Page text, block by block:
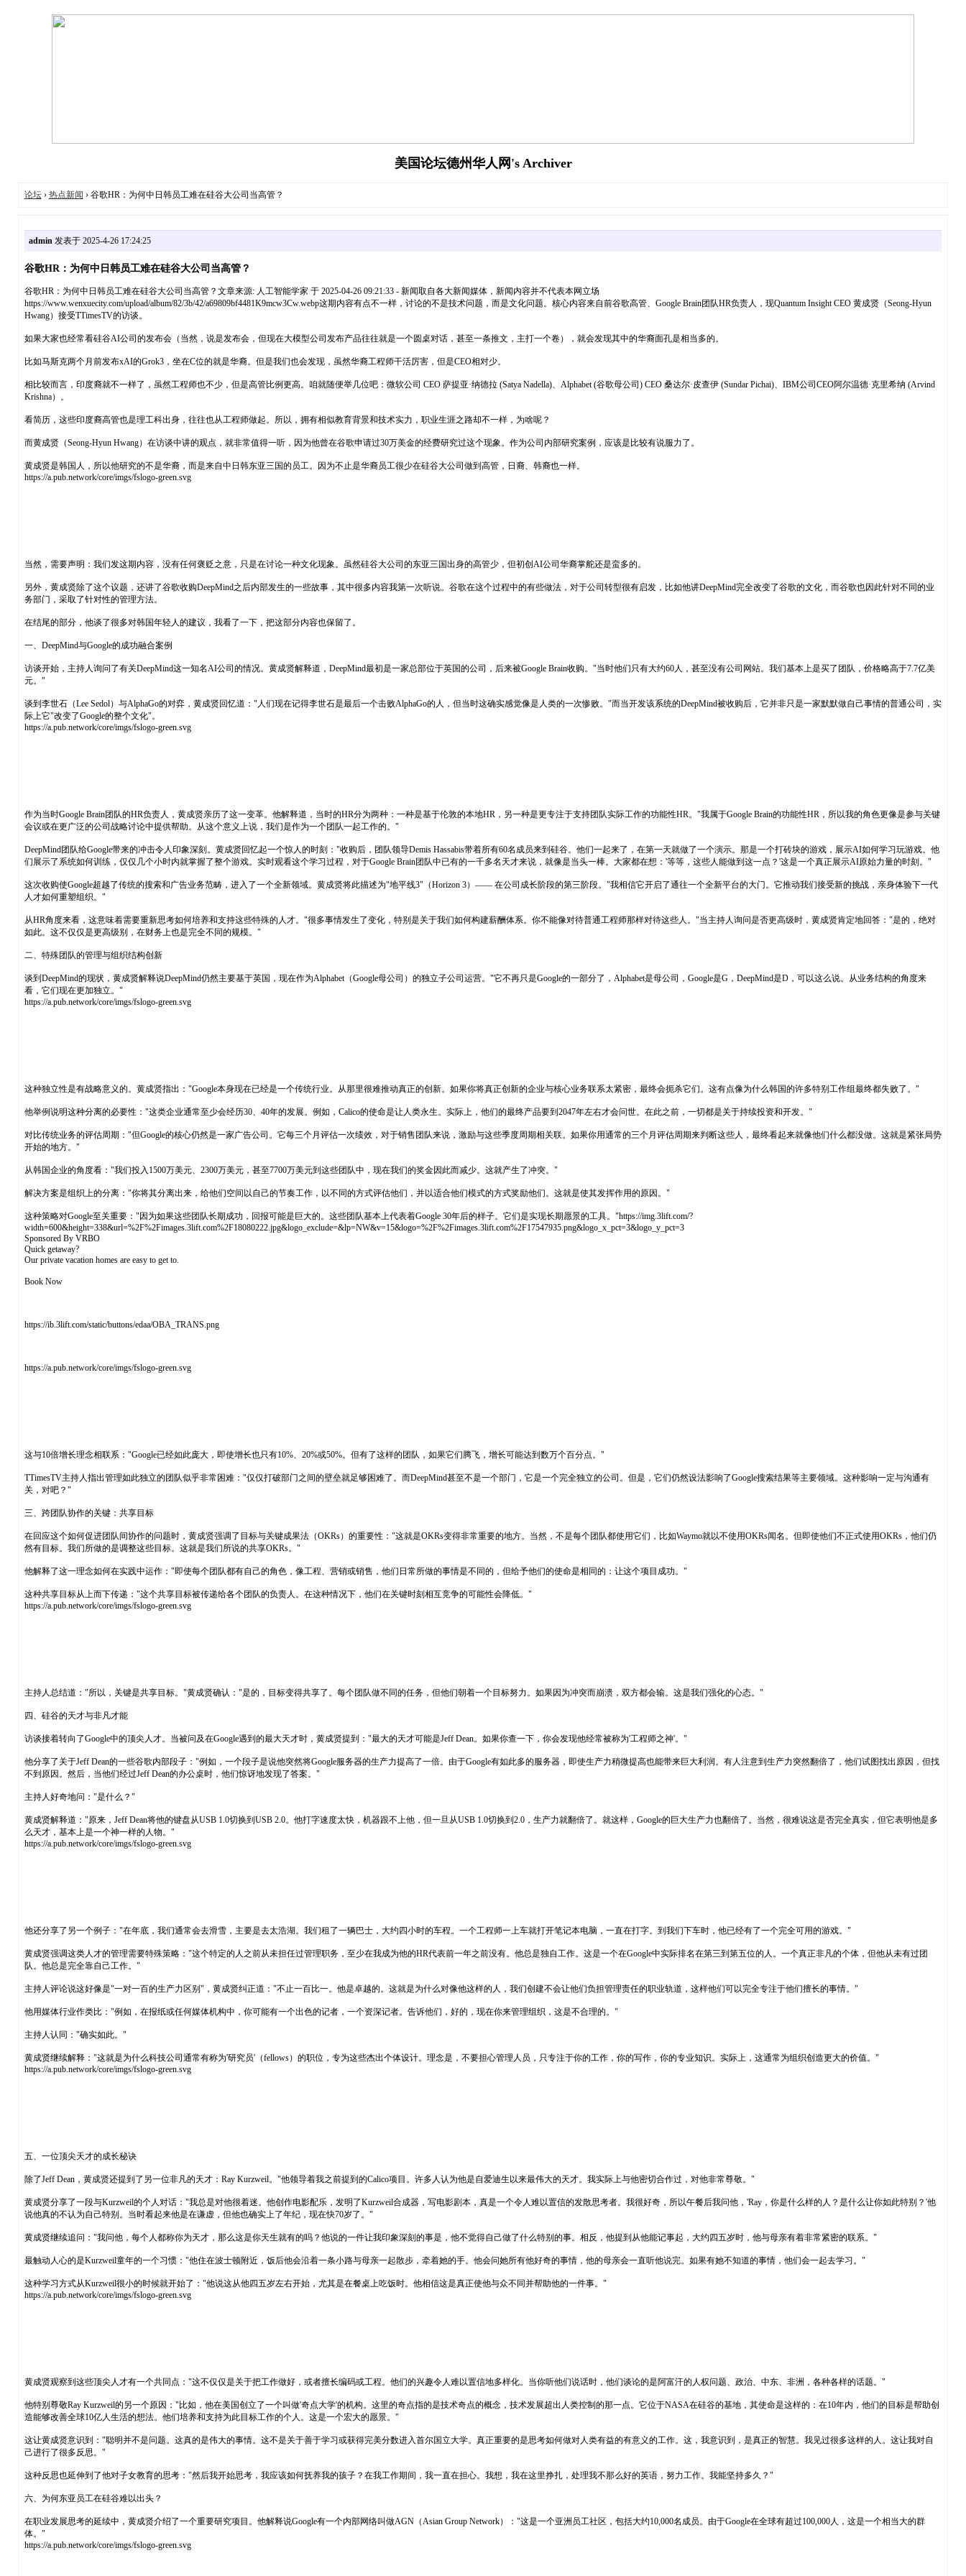
美国论坛德州华人网's Archiver
论坛› 热点新闻 › 谷歌HR：为何中日韩员工难在硅谷大公司当高管？
admin发表于 2025-4-26 17:24:25
谷歌HR：为何中日韩员工难在硅谷大公司当高管？
谷歌HR：为何中日韩员工难在硅谷大公司当高管？文章来源: 人工智能学家 于 2025-04-26 09:21:33 - 新闻取自各大新闻媒体，新闻内容并不代表本网立场
https://www.wenxuecity.com/upload/album/82/3b/42/a69809bf4481K9mcw3Cw.webp这期内容有点不一样，讨论的不是技术问题，而是文化问题。核心内容来自前谷歌高管、Google Brain团队HR负责人，现Quantum Insight CEO 黄成贤（Seong-Hyun
Hwang）接受TTimesTV的访谈。
如果大家也经常看硅谷AI公司的发布会（当然，说是发布会，但现在大模型公司发布产品往往就是一个圆桌对话，甚至一条推文，主打一个卷），就会发现其中的华裔面孔是相当多的。
比如马斯克两个月前发布xAI的Grok3，坐在C位的就是华裔。但是我们也会发现，虽然华裔工程师干活厉害，但是CEO相对少。
相比较而言，印度裔就不一样了，虽然工程师也不少，但是高管比例更高。咱就随便举几位吧：微软公司 CEO 萨提亚·纳德拉 (Satya Nadella)、Alphabet (谷歌母公司) CEO 桑达尔·皮查伊 (Sundar Pichai)、IBM公司CEO阿尔温德·克里希纳 (Arvind
Krishna）。
看简历，这些印度裔高管也是理工科出身，往往也从工程师做起。所以，拥有相似教育背景和技术实力，职业生涯之路却不一样，为啥呢？
而黄成贤（Seong-Hyun Hwang）在访谈中讲的观点，就非常值得一听，因为他曾在谷歌申请过30万美金的经费研究过这个现象。作为公司内部研究案例，应该是比较有说服力了。
黄成贤是韩国人，所以他研究的不是华裔，而是来自中日韩东亚三国的员工。因为不止是华裔员工很少在硅谷大公司做到高管，日裔、韩裔也一样。
https://a.pub.network/core/imgs/fslogo-green.svg
当然，需要声明：我们发这期内容，没有任何褒贬之意，只是在讨论一种文化现象。虽然硅谷大公司的东亚三国出身的高管少，但初创AI公司华裔掌舵还是蛮多的。
另外，黄成贤除了这个议题，还讲了谷歌收购DeepMind之后内部发生的一些故事，其中很多内容我第一次听说。谷歌在这个过程中的有些做法，对于公司转型很有启发，比如他讲DeepMind完全改变了谷歌的文化，而谷歌也因此针对不同的业
务部门，采取了针对性的管理方法。
在结尾的部分，他谈了很多对韩国年轻人的建议，我看了一下，把这部分内容也保留了。
一、DeepMind与Google的成功融合案例
访谈开始，主持人询问了有关DeepMind这一知名AI公司的情况。黄成贤解释道，DeepMind最初是一家总部位于英国的公司，后来被Google Brain收购。"当时他们只有大约60人，甚至没有公司网站。我们基本上是买了团队，价格略高于7.7亿美
元。"
谈到李世石（Lee Sedol）与AlphaGo的对弈，黄成贤回忆道："人们现在记得李世石是最后一个击败AlphaGo的人，但当时这确实感觉像是人类的一次惨败。"而当开发该系统的DeepMind被收购后，它并非只是一家默默做自己事情的普通公司，实
际上它"改变了Google的整个文化"。
https://a.pub.network/core/imgs/fslogo-green.svg
作为当时Google Brain团队的HR负责人，黄成贤亲历了这一变革。他解释道，当时的HR分为两种：一种是基于伦敦的本地HR，另一种是更专注于支持团队实际工作的功能性HR。"我属于Google Brain的功能性HR，所以我的角色更像是参与关键
会议或在更广泛的公司战略讨论中提供帮助。从这个意义上说，我们是作为一个团队一起工作的。"
DeepMind团队给Google带来的冲击令人印象深刻。黄成贤回忆起一个惊人的时刻："收购后，团队领导Demis Hassabis带着所有60名成员来到硅谷。他们一起来了，在第一天就做了一个演示。那是一个打砖块的游戏，展示AI如何学习玩游戏。他
们展示了系统如何训练，仅仅几个小时内就掌握了整个游戏。实时观看这个学习过程，对于Google Brain团队中已有的一千多名天才来说，就像是当头一棒。大家都在想：'等等，这些人能做到这一点？'这是一个真正展示AI原始力量的时刻。"
这次收购使Google超越了传统的搜索和广告业务范畴，进入了一个全新领域。黄成贤将此描述为"地平线3"（Horizon 3）—— 在公司成长阶段的第三阶段。"我相信它开启了通往一个全新平台的大门。它推动我们接受新的挑战，亲身体验下一代
人才如何重塑组织。"
从HR角度来看，这意味着需要重新思考如何培养和支持这些特殊的人才。"很多事情发生了变化，特别是关于我们如何构建薪酬体系。你不能像对待普通工程师那样对待这些人。"当主持人询问是否更高级时，黄成贤肯定地回答："是的，绝对
如此。这不仅仅是更高级别，在财务上也是完全不同的规模。"
二、特殊团队的管理与组织结构创新
谈到DeepMind的现状，黄成贤解释说DeepMind仍然主要基于英国，现在作为Alphabet（Google母公司）的独立子公司运营。"它不再只是Google的一部分了，Alphabet是母公司，Google是G，DeepMind是D，可以这么说。从业务结构的角度来
看，它们现在更加独立。"
https://a.pub.network/core/imgs/fslogo-green.svg
这种独立性是有战略意义的。黄成贤指出："Google本身现在已经是一个传统行业。从那里很难推动真正的创新。如果你将真正创新的企业与核心业务联系太紧密，最终会扼杀它们。这有点像为什么韩国的许多特别工作组最终都失败了。"
他举例说明这种分离的必要性："这类企业通常至少会经历30、40年的发展。例如，Calico的使命是让人类永生。实际上，他们的最终产品要到2047年左右才会问世。在此之前，一切都是关于持续投资和开发。"
对比传统业务的评估周期："但Google的核心仍然是一家广告公司。它每三个月评估一次绩效，对于销售团队来说，激励与这些季度周期相关联。如果你用通常的三个月评估周期来判断这些人，最终看起来就像他们什么都没做。这就是紧张局势
开始的地方。"
从韩国企业的角度看："我们投入1500万美元、2300万美元，甚至7700万美元到这些团队中，现在我们的奖金因此而减少。这就产生了冲突。"
解决方案是组织上的分离："你将其分离出来，给他们空间以自己的节奏工作，以不同的方式评估他们，并以适合他们模式的方式奖励他们。这就是使其发挥作用的原因。"
这种策略对Google至关重要："因为如果这些团队长期成功，回报可能是巨大的。这些团队基本上代表着Google 30年后的样子。它们是实现长期愿景的工具。"https://img.3lift.com/?
width=600&height=338&url=%2F%2Fimages.3lift.com%2F18080222.jpg&logo_exclude=&lp=NW&v=15&logo=%2F%2Fimages.3lift.com%2F17547935.png&logo_x_pct=3&logo_y_pct=3
Sponsored By VRBO
Quick getaway?
Our private vacation homes are easy to get to.
Book Now
https://ib.3lift.com/static/buttons/edaa/OBA_TRANS.png
https://a.pub.network/core/imgs/fslogo-green.svg
这与10倍增长理念相联系："Google已经如此庞大，即使增长也只有10%、20%或50%。但有了这样的团队，如果它们腾飞，增长可能达到数万个百分点。"
TTimesTV主持人指出管理如此独立的团队似乎非常困难："仅仅打破部门之间的壁垒就足够困难了。而DeepMind甚至不是一个部门，它是一个完全独立的公司。但是，它们仍然设法影响了Google搜索结果等主要领域。这种影响一定与沟通有
关，对吧？"
三、跨团队协作的关键：共享目标
在回应这个如何促进团队间协作的问题时，黄成贤强调了目标与关键成果法（OKRs）的重要性："这就是OKRs变得非常重要的地方。当然，不是每个团队都使用它们，比如Waymo就以不使用OKRs闻名。但即使他们不正式使用OKRs，他们仍
然有目标。我们所做的是调整这些目标。这就是我们所说的共享OKRs。"
他解释了这一理念如何在实践中运作："即使每个团队都有自己的角色，像工程、营销或销售，他们日常所做的事情是不同的，但给予他们的使命是相同的：让这个项目成功。"
这种共享目标从上而下传递："这个共享目标被传递给各个团队的负责人。在这种情况下，他们在关键时刻相互竞争的可能性会降低。"
https://a.pub.network/core/imgs/fslogo-green.svg
主持人总结道："所以，关键是共享目标。"黄成贤确认："是的，目标变得共享了。每个团队做不同的任务，但他们朝着一个目标努力。如果因为冲突而崩溃，双方都会输。这是我们强化的心态。"
四、硅谷的天才与非凡才能
访谈接着转向了Google中的顶尖人才。当被问及在Google遇到的最大天才时，黄成贤提到："最大的天才可能是Jeff Dean。如果你查一下，你会发现他经常被称为'工程师之神'。"
他分享了关于Jeff Dean的一些谷歌内部段子："例如，一个段子是说他突然将Google服务器的生产力提高了一倍。由于Google有如此多的服务器，即使生产力稍微提高也能带来巨大利润。有人注意到生产力突然翻倍了，他们试图找出原因，但找
不到原因。然后，当他们经过Jeff Dean的办公桌时，他们惊讶地发现了答案。"
主持人好奇地问："是什么？"
黄成贤解释道："原来，Jeff Dean将他的键盘从USB 1.0切换到USB 2.0。他打字速度太快，机器跟不上他，但一旦从USB 1.0切换到2.0，生产力就翻倍了。就这样，Google的巨大生产力也翻倍了。当然，很难说这是否完全真实，但它表明他是多
么天才，基本上是一个神一样的人物。"
https://a.pub.network/core/imgs/fslogo-green.svg
他还分享了另一个例子："在年底，我们通常会去滑雪，主要是去太浩湖。我们租了一辆巴士，大约四小时的车程。一个工程师一上车就打开笔记本电脑，一直在打字。到我们下车时，他已经有了一个完全可用的游戏。"
黄成贤强调这类人才的管理需要特殊策略："这个特定的人之前从未担任过管理职务，至少在我成为他的HR代表前一年之前没有。他总是独自工作。这是一个在Google中实际排名在第三到第五位的人。一个真正非凡的个体，但他从未有过团
队。他总是完全靠自己工作。"
主持人评论说这好像是"一对一百的生产力区别"，黄成贤纠正道："不止一百比一。他是卓越的。这就是为什么对像他这样的人，我们创建不会让他们负担管理责任的职业轨道，这样他们可以完全专注于他们擅长的事情。"
他用媒体行业作类比："例如，在报纸或任何媒体机构中，你可能有一个出色的记者，一个资深记者。告诉他们，好的，现在你来管理组织，这是不合理的。"
主持人认同："确实如此。"
黄成贤继续解释："这就是为什么科技公司通常有称为'研究员'（fellows）的职位，专为这些杰出个体设计。理念是，不要担心管理人员，只专注于你的工作，你的写作，你的专业知识。实际上，这通常为组织创造更大的价值。"
https://a.pub.network/core/imgs/fslogo-green.svg
五、一位顶尖天才的成长秘诀
除了Jeff Dean，黄成贤还提到了另一位非凡的天才：Ray Kurzweil。"他领导着我之前提到的Calico项目。许多人认为他是自爱迪生以来最伟大的天才。我实际上与他密切合作过，对他非常尊敬。"
黄成贤分享了一段与Kurzweil的个人对话："我总是对他很着迷。他创作电影配乐，发明了Kurzweil合成器，写电影剧本，真是一个令人难以置信的发散思考者。我很好奇，所以午餐后我问他，'Ray，你是什么样的人？是什么让你如此特别？'他
说他真的不认为自己特别。当时看起来他是在谦虚，但他也确实上了年纪，现在快70岁了。"
黄成贤继续追问："我问他，每个人都称你为天才，那么这是你天生就有的吗？他说的一件让我印象深刻的事是，他不觉得自己做了什么特别的事。相反，他提到从他能记事起，大约四五岁时，他与母亲有着非常紧密的联系。"
最触动人心的是Kurzweil童年的一个习惯："他住在波士顿附近，饭后他会沿着一条小路与母亲一起散步，牵着她的手。他会问她所有他好奇的事情，他的母亲会一直听他说完。如果有她不知道的事情，他们会一起去学习。"
这种学习方式从Kurzweil很小的时候就开始了："他说这从他四五岁左右开始，尤其是在餐桌上吃饭时。他相信这是真正使他与众不同并帮助他的一件事。"
https://a.pub.network/core/imgs/fslogo-green.svg
黄成贤观察到这些顶尖人才有一个共同点："这不仅仅是关于把工作做好，或者擅长编码或工程。他们的兴趣令人难以置信地多样化。当你听他们说话时，他们谈论的是阿富汗的人权问题、政治、中东、非洲，各种各样的话题。"
他特别尊敬Ray Kurzweil的另一个原因："比如，他在美国创立了一个叫做'奇点大学'的机构。这里的奇点指的是技术奇点的概念，技术发展超出人类控制的那一点。它位于NASA在硅谷的基地，其使命是这样的：在10年内，他们的目标是帮助创
造能够改善全球10亿人生活的想法。他们培养和支持为此目标工作的个人。这是一个宏大的愿景。"
这让黄成贤意识到："聪明并不是问题。这真的是伟大的事情。这不是关于善于学习或获得完美分数进入首尔国立大学。真正重要的是思考如何做对人类有益的有意义的工作。这，我意识到，是真正的智慧。我见过很多这样的人。这让我对自
己进行了很多反思。"
这种反思也延伸到了他对子女教育的思考："然后我开始思考，我应该如何抚养我的孩子？在我工作期间，我一直在担心。我想，我在这里挣扎，处理我不那么好的英语，努力工作。我能坚持多久？"
六、为何东亚员工在硅谷难以出头？
在职业发展思考的延续中，黄成贤介绍了一个重要研究项目。他解释说Google有一个内部网络叫做AGN（Asian Group Network）："这是一个亚洲员工社区，包括大约10,000名成员。由于Google在全球有超过100,000人，这是一个相当大的群
体。"
https://a.pub.network/core/imgs/fslogo-green.svg